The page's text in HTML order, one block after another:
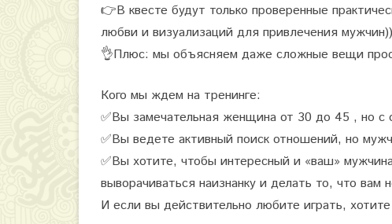
👉В квесте будут только проверенные
любви и визуализаций для привлечения
👌Плюс: мы объясняем даже сложные вещи
Кого мы ждем на тренинге:
✅Вы замечательная женщина от 30 до 45 , но с
✅Вы ведете активный поиск отношений, но
✅Вы хотите, чтобы интересный и «ваш»
выворачиваться наизнанку и делать то, что вам
И если вы действительно любите играть,